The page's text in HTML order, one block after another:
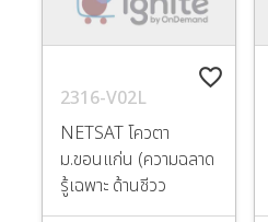
favorite_border
2316-V02L
NETSAT โควตา
ม.ขอนแก่น (ความฉลาด
รู้เฉพาะ ด้านชีวว